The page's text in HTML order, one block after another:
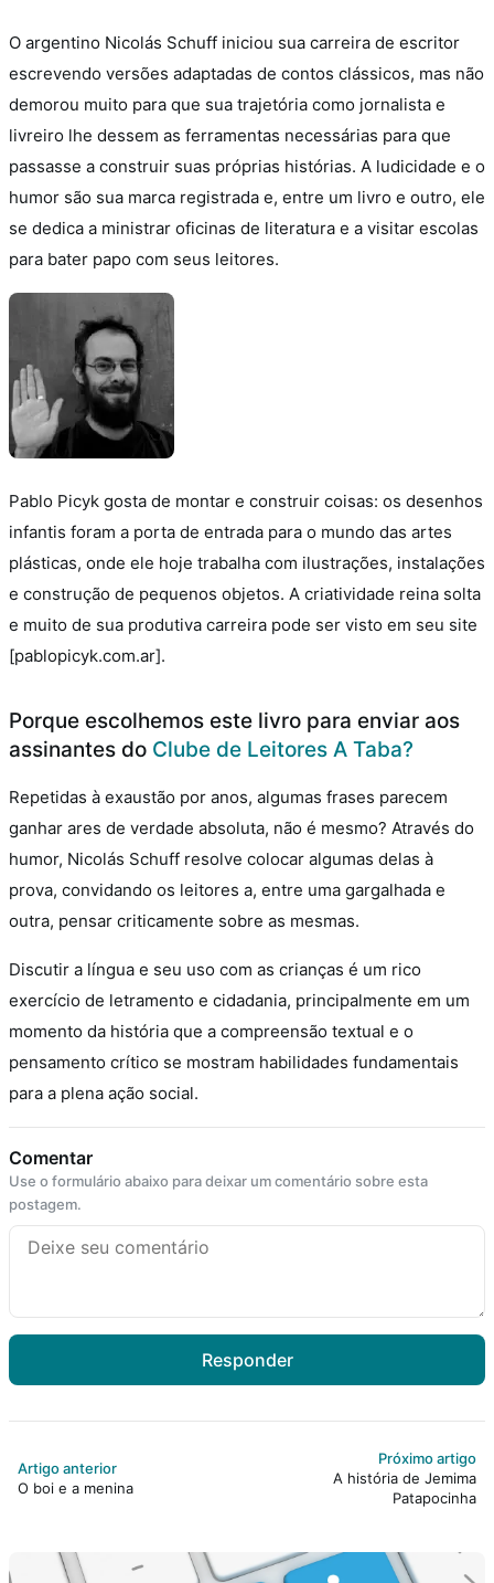
O argentino Nicolás Schuff iniciou sua carreira de escritor
escrevendo versões adaptadas de contos clássicos, mas não
demorou muito para que sua trajetória como jornalista e
livreiro lhe dessem as ferramentas necessárias para que
passasse a construir suas próprias histórias. A ludicidade e o
humor são sua marca registrada e, entre um livro e outro, ele
se dedica a ministrar oficinas de literatura e a visitar escolas
para bater papo com seus leitores.
Pablo Picyk gosta de montar e construir coisas: os desenhos
infantis foram a porta de entrada para o mundo das artes
plásticas, onde ele hoje trabalha com ilustrações, instalações
e construção de pequenos objetos. A criatividade reina solta
e muito de sua produtiva carreira pode ser visto em seu site
[pablopicyk.com.ar].
Porque escolhemos este livro para enviar aos
assinantes do Clube de Leitores A Taba?
Repetidas à exaustão por anos, algumas frases parecem
ganhar ares de verdade absoluta, não é mesmo? Através do
humor, Nicolás Schuff resolve colocar algumas delas à
prova, convidando os leitores a, entre uma gargalhada e
outra, pensar criticamente sobre as mesmas.
Discutir a língua e seu uso com as crianças é um rico
exercício de letramento e cidadania, principalmente em um
momento da história que a compreensão textual e o
pensamento crítico se mostram habilidades fundamentais
para a plena ação social.
Comentar
Use o formulário abaixo para deixar um comentário sobre esta
postagem.
Responder
Artigo anterior
O boi e a menina
Próximo artigo
A história de Jemima
Patapocinha